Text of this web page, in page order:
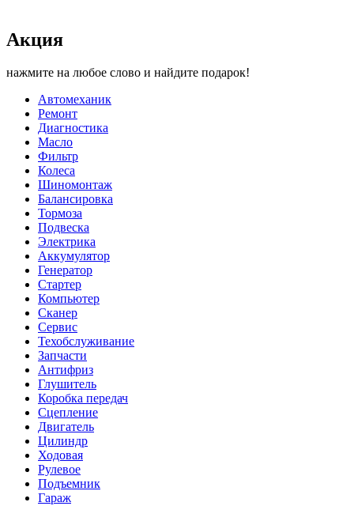
Акция
нажмите на любое слово и найдите подарок!
Автомеханик
Ремонт
Диагностика
Масло
Фильтр
Колеса
Шиномонтаж
Балансировка
Тормоза
Подвеска
Электрика
Аккумулятор
Генератор
Стартер
Компьютер
Сканер
Сервис
Техобслуживание
Запчасти
Антифриз
Глушитель
Коробка передач
Сцепление
Двигатель
Цилиндр
Ходовая
Рулевое
Подъемник
Гараж